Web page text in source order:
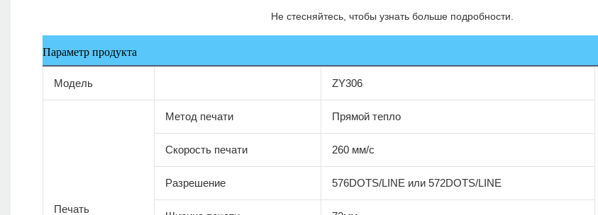
Параметр продукта
Модель ZY306
Печать
Метод печати Прямой тепло
Скорость печати 260 мм/с
Разрешение 576DOTS/LINE или 572DOTS/LINE